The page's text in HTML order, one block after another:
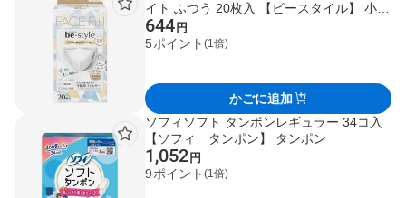
イト ふつう 20枚入 【ビースタイル】 小さ
めマスク
644 円
5ポイント (1倍)
かごに追加
ソフィソフト タンポンレギュラー 34コ入
【ソフィ タンポン】 タンポン
1,052 円
9ポイント (1倍)